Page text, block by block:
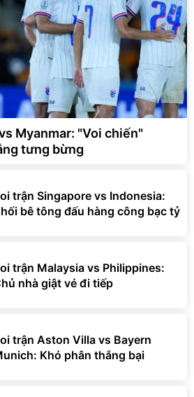
Myanmar: "Voi chiến"
tưng bừng
trận Singapore vs Indonesia:
bê tông đấu hàng công bạc tỷ
trận Malaysia vs Philippines:
nhà giật vé đi tiếp
trận Aston Villa vs Bayern
Khó phân thắng bại